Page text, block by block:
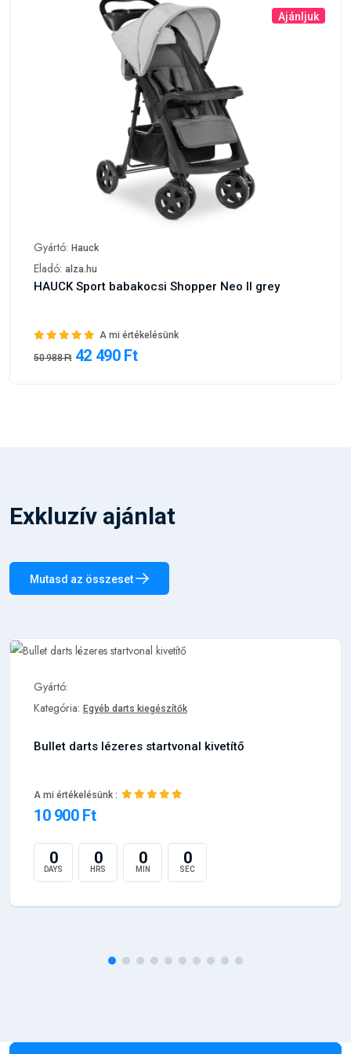
Ajánljuk
Gyártó: Hauck
Eladó: alza.hu
HAUCK Sport babakocsi Shopper Neo II grey
A mi értékelésünk
50 988 Ft 42 490 Ft
Exkluzív ajánlat
Mutasd az összeset
Gyártó:
Kategória: Egyéb darts kiegészítők
Bullet darts lézeres startvonal kivetítő
A mi értékelésünk :
10 900 Ft
0
DAYS
0
HRS
0
MIN
0
SEC